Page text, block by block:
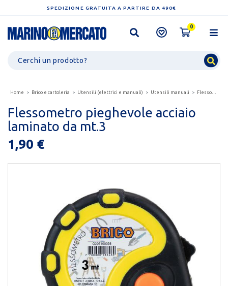
SPEDIZIONE GRATUITA A PARTIRE DA 490€
0
Home Brico e cartoleria Utensili (elettrici e manuali) Utensili manuali Flessometro pieghevole acciaio laminato da mt.3
Flessometro pieghevole acciaio
laminato da mt.3
1,90 €